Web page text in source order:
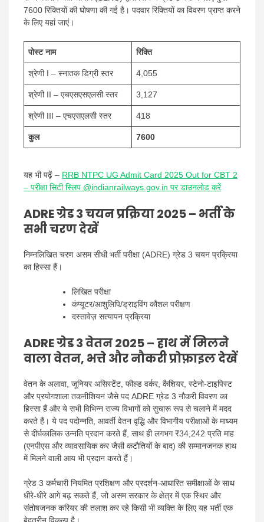
7600 रिक्तियों की घोषणा की गई है। पदवार रिक्तियों का विवरण प्राप्त करने
के लिए यहां जाएं।
पोस्ट नाम रिक्ति
श्रेणी I – स्नातक डिग्री स्तर 4,055
श्रेणी II – एचएसएसएलसी स्तर 3,127
श्रेणी III – एचएसएलसी स्तर 418
कुल 7600
यह भी पढ़ें – RRB NTPC UG Admit Card 2025 Out for CBT 2
– परीक्षा सिटी स्लिप @indianrailways.gov.in पर डाउनलोड करें
ADRE ग्रेड 3 चयन प्रक्रिया 2025 – भर्ती के
सभी चरण देखें
निम्नलिखित चरण असम सीधी भर्ती परीक्षा (ADRE) ग्रेड 3 चयन प्रक्रिया
का हिस्सा हैं।
लिखित परीक्षा
कंप्यूटर/आशुलिपि/ड्राइविंग कौशल परीक्षण
दस्तावेज़ सत्यापन प्रक्रिया
ADRE ग्रेड 3 वेतन 2025 – हाथ में मिलने
वाला वेतन, भत्ते और नौकरी प्रोफ़ाइल देखें
वेतन के अलावा, जूनियर असिस्टेंट, फील्ड वर्कर, कैशियर, स्टेनो-टाइपिस्ट
और प्रयोगशाला तकनीशियन जैसे पद ADRE ग्रेड 3 नौकरी विवरण का
हिस्सा हैं और ये सभी विभिन्न राज्य विभागों को सुचारू रूप से चलाने में मदद
करते हैं। ये पद पदोन्नति, आवर्ती वेतन वृद्धि और विभागीय परीक्षाओं के माध्यम
से दीर्घकालिक उन्नति प्रदान करते हैं, साथ ही लगभग ₹34,242 प्रति माह
(एनपीएस और व्यावसायिक कर जैसी कटौतियों के बाद) की सम्मानजनक हाथ
में मिलने वाली आय भी प्रदान करते हैं।
ग्रेड 3 कर्मचारी नियमित प्रशिक्षण और प्रदर्शन-आधारित समीक्षाओं के साथ
धीरे-धीरे आगे बढ़ सकते हैं, जो असम सरकार के क्षेत्र में एक स्थिर और
संतोषजनक करियर की तलाश कर रहे किसी भी व्यक्ति के लिए यह भर्ती एक
बेहतरीन विकल्प है।